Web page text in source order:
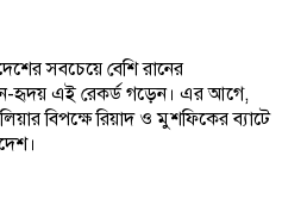
সবচেয়ে বেশি রানের
হৃদয় এই রেকর্ড গড়েন। এর আগে,
বিপক্ষে রিয়াদ ও মুশফিকের ব্যাটে